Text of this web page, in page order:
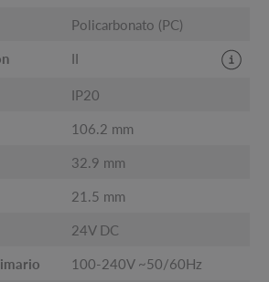
Policarbonato (PC)
II
IP20
106.2 mm
32.9 mm
21.5 mm
24V DC
100-240V ~50/60Hz